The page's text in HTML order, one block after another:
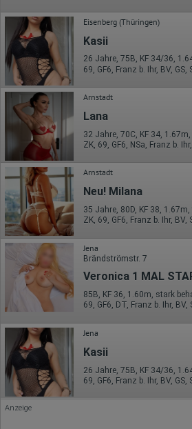
Hotjar
Wir nutzen Hotjar als Webanalysedient.
Daten über das Benutzerverhalten zu
auch im Rahmen von Umfragen und
auf unserer Website eingebunden sind,
Informationen verarbeiten.
Herausgeber:
Hotjar Limited, Malta
Erhobene Daten:
Datum und Uhrzeit des Besuchs
Gerätetyp
Geografischer Standort
IP-Adresse
Mausbewegungen
Besuchte Seiten
Referrer URL
Bildschirmauflösung
Eindeutige Gerätekennung
Sprachinformationen
Gerätebestriebssystem
Browser-Typ
Klicks
Domain-Name
Eindeutige Benutzerkennung
Antworten auf Umfragen
Ort der Verarbeitung:
Europäische Union
Rechtliche Grundlage der Verarbeitung
Art. 6 Abs. 1 S. 1 lit. a DSGVO
Eisenberg (Thüringen)
Kasii
Arnstadt
Lana
Arnstadt
Neu! Milana
Jena
Brändströmstr. 7
85B, KF 36, 1.60m, stark
Jena
Kasii
Anzeige